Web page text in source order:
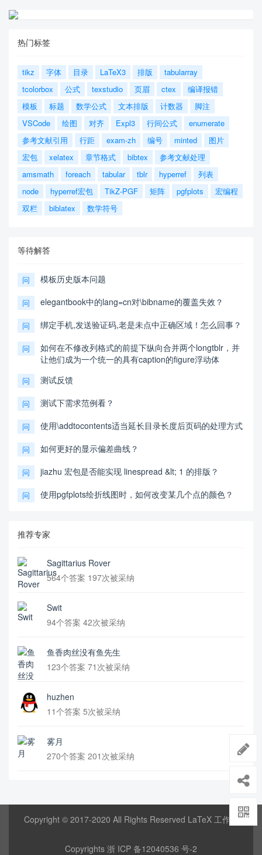
热门标签
tikz 字体 目录 LaTeX3 排版
tabularray
tcolorbox
公式 texstudio 页眉 ctex
编译报错
模板
标题 数学公式 文本排版 计数器
脚注
VSCode
绘图 对齐 Expl3 行间公式
enumerate
参考文献引用
行距 exam-zh 编号 minted
图片
宏包
xelatex 章节格式 bibtex
参考文献处理
amsmath
foreach tabular tblr hyperref
列表
node
hyperref宏包 TikZ-PGF 矩阵 pgfplots
宏编程
双栏
biblatex 数学符号
等待解答
问 模板历史版本问题
问 elegantbook中的lang=cn对\bibname的覆盖失效？
问 绑定手机,发送验证码,老是未点中正确区域！怎么回事？
问
如何在不修改列格式的前提下纵向合并两个longtblr，并
让他们成为一个统一的具有caption的figure浮动体
问 测试反馈
问 测试下需求范例看？
问 使用\addtocontents适当延长目录长度后页码的处理方式
问 如何更好的显示偏差曲线？
问 jiazhu 宏包是否能实现 linespread &lt; 1 的排版？
问 使用pgfplots绘折线图时，如何改变某几个点的颜色？
推荐专家
Sagittarius Rover
564个答案 197次被采纳
Swit
94个答案 42次被采纳
鱼香肉丝没有鱼先生
123个答案 71次被采纳
huzhen
11个答案 5次被采纳
雾月
270个答案 201次被采纳
Copyright © 2017-2020 All Rights Reserved LaTeX 工作室
Copyrights 浙 ICP 备12040536 号-2